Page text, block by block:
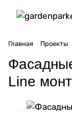
Главная Проекты
Line